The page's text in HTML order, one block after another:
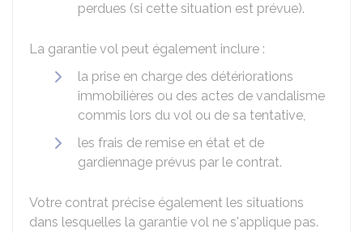
perdues (si cette situation est prévue).
La garantie vol peut également inclure :
la prise en charge des détériorations
immobilières ou des actes de vandalisme
commis lors du vol ou de sa tentative,
les frais de remise en état et de
gardiennage prévus par le contrat.
Votre contrat précise également les situations
dans lesquelles la garantie vol ne s'applique pas.